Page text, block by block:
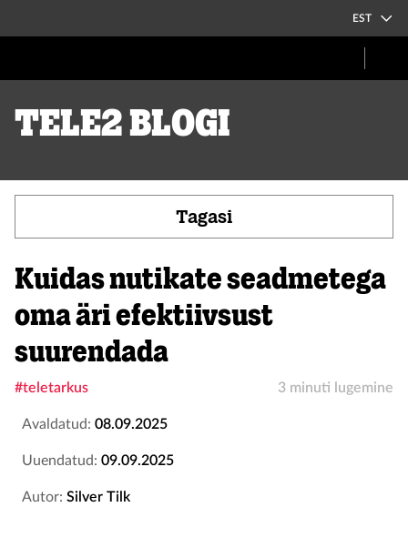
EST
Tele2 blogi
Tagasi
Kuidas nutikate seadmetega
oma äri efektiivsust
suurendada
#teletarkus 3 minuti lugemine
Avaldatud: 08.09.2025
Uuendatud: 09.09.2025
Autor: Silver Tilk